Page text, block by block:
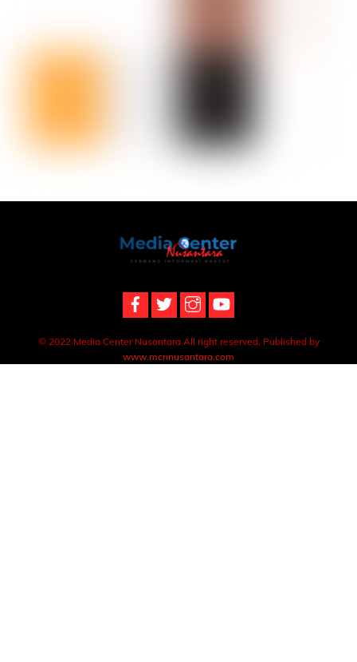
Back
To
© 2022 Media Center Nusantara All right reserved. Published by
www.mcnnusantara.com